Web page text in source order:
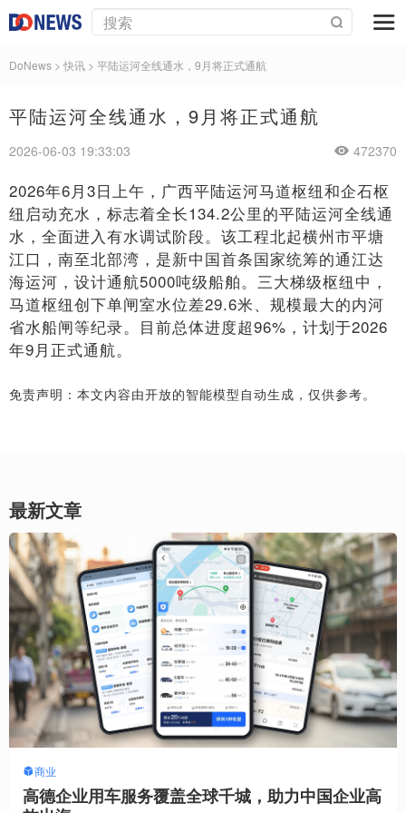
DoNews > 快讯 > 平陆运河全线通水，9月将正式通航
平陆运河全线通水，9月将正式通航
2026-06-03 19:33:03 472370
2026年6月3日上午，广西平陆运河马道枢纽和企石枢
纽启动充水，标志着全长134.2公里的平陆运河全线通
水，全面进入有水调试阶段。该工程北起横州市平塘
江口，南至北部湾，是新中国首条国家统筹的通江达
海运河，设计通航5000吨级船舶。三大梯级枢纽中，
马道枢纽创下单闸室水位差29.6米、规模最大的内河
省水船闸等纪录。目前总体进度超96%，计划于2026
年9月正式通航。
免责声明：本文内容由开放的智能模型自动生成，仅供参考。
最新文章
商业
高德企业用车服务覆盖全球千城，助力中国企业高